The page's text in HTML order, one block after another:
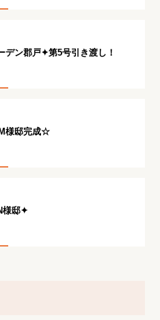
デン郡戸✦第5号引き渡し！
様邸完成☆
様邸✦